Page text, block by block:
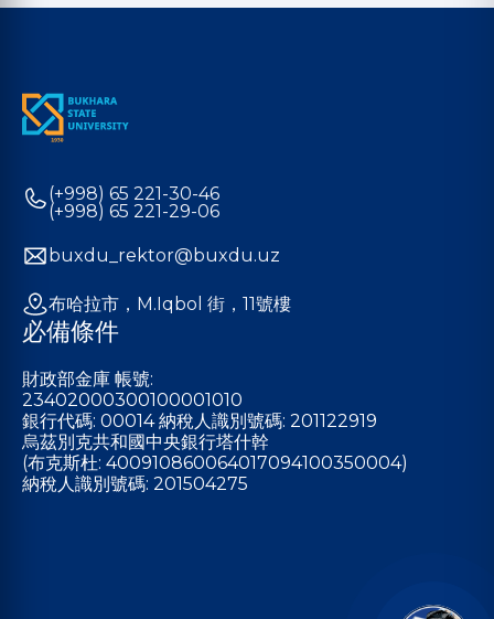
(+998) 65 221-30-46
(+998) 65 221-29-06
buxdu_rektor@buxdu.uz
布哈拉市，M.Iqbol 街，11號樓
必備條件
財政部金庫 帳號:
23402000300100001010
銀行代碼: 00014 納稅人識別號碼: 201122919
烏茲別克共和國中央銀行塔什幹
(布克斯杜: 400910860064017094100350004)
納稅人識別號碼: 201504275